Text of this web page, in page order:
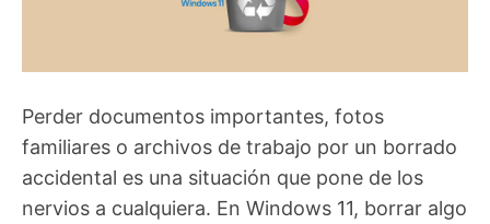
Perder documentos importantes, fotos
familiares o archivos de trabajo por un borrado
accidental es una situación que pone de los
nervios a cualquiera. En Windows 11, borrar algo